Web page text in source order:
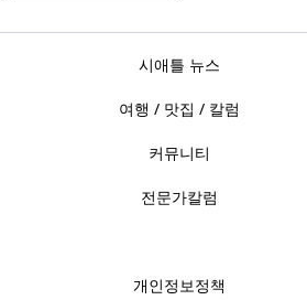
시애틀 뉴스
여행 / 맛집 / 칼럼
커뮤니티
전문가칼럼
개인정보정책